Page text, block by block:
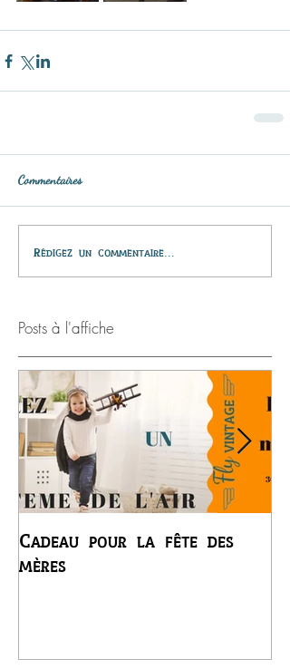
Commentaires
Rédigez un commentaire...
Posts à l'affiche
Cadeau pour la fête des
mères